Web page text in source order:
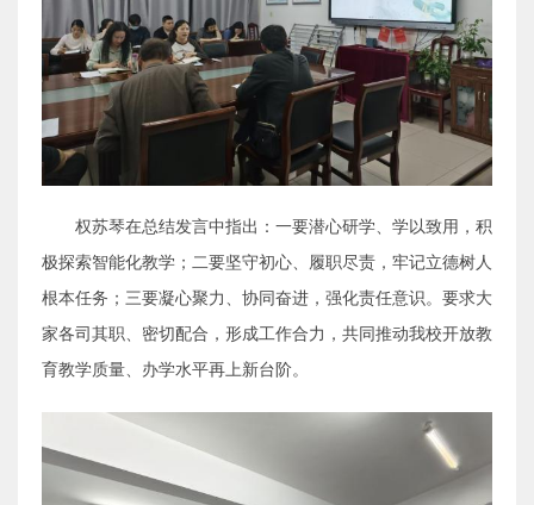
权苏琴在总结发言中指出：一要潜心研学、学以致用，积
极探索智能化教学；二要坚守初心、履职尽责，牢记立德树人
根本任务；三要凝心聚力、协同奋进，强化责任意识。要求大
家各司其职、密切配合，形成工作合力，共同推动我校开放教
育教学质量、办学水平再上新台阶。